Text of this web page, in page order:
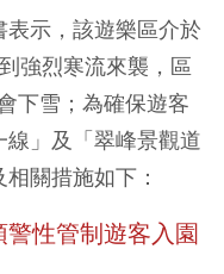
示，該遊樂區介於
強烈寒流來襲，區
下雪；為確保遊客
」及「翠峰景觀道
關措施如下：
性管制遊客入園